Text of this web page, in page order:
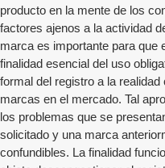
producto en la mente de los
factores ajenos a la actividad
marca es importante para que
finalidad esencial del uso
formal del registro a la
marcas en el mercado. Tal
los problemas que se
solicitado y una marca
confundibles. La finalidad